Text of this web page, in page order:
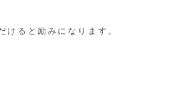
けると励みになります。